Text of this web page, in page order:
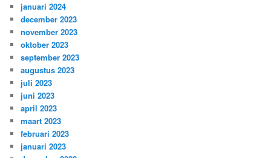
januari 2024
december 2023
november 2023
oktober 2023
september 2023
augustus 2023
juli 2023
juni 2023
april 2023
maart 2023
februari 2023
januari 2023